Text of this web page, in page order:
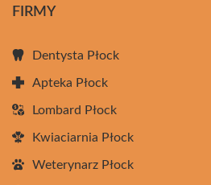
FIRMY
Dentysta Płock
Apteka Płock
Lombard Płock
Kwiaciarnia Płock
Weterynarz Płock